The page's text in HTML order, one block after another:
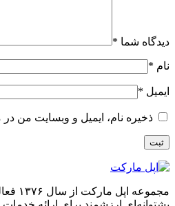
دیدگاه شما *
نام *
ایمیل *
ذخیره نام، ایمیل و وبسایت من